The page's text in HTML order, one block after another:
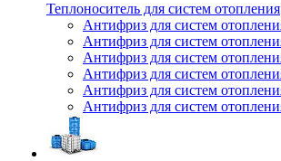
Теплоноситель для систем отопления
Антифриз для систем
Антифриз для систем
Антифриз для систем
Антифриз для систем
Антифриз для систем
Антифриз для систем